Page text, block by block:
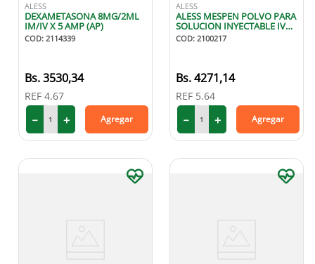
ALESS
DEXAMETASONA 8MG/2ML
IM/IV X 5 AMP (AP)
COD: 2114339
3530,34
REF 4.67
＋
－ Agregar
ALESS
ALESS MESPEN POLVO PARA
SOLUCION INYECTABLE IV
500 GR X1
COD: 2100217
4271,14
REF 5.64
＋
－ Agregar